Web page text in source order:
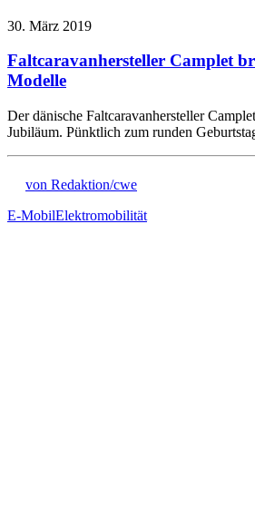
30. März 2019
Faltcaravanhersteller Camplet
Modelle
Der dänische Faltcaravanhersteller
Jubiläum. Pünktlich zum runden
von Redaktion/cwe
E-MobilElektromobilität